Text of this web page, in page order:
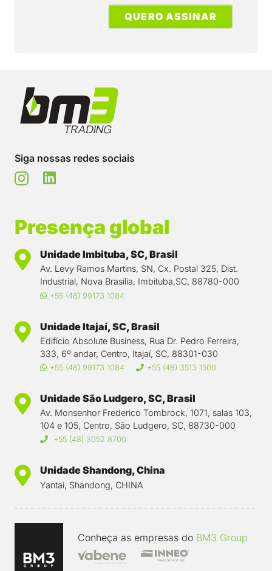
QUERO ASSINAR
Siga nossas redes sociais
Presença global
Unidade Imbituba, SC, Brasil
Av. Levy Ramos Martins, SN, Cx. Postal 325, Dist.
Industrial, Nova Brasília, Imbituba,SC, 88780-000
+55 (48) 99173 1084
Unidade Itajaí, SC, Brasil
Edifício Absolute Business, Rua Dr. Pedro Ferreira,
333, 6º andar, Centro, Itajaí, SC, 88301-030
+55 (48) 99173 1084 +55 (48) 3513 1500
Unidade São Ludgero, SC, Brasil
Av. Monsenhor Frederico Tombrock, 1071, salas 103,
104 e 105, Centro, São Ludgero, SC, 88730-000
+55 (48) 3052 8700
Unidade Shandong, China
Yantai, Shandong, CHINA
Conheça as empresas do BM3 Group